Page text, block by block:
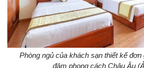
Phòng ngủ của khách sạn thiết kế
đậm phong cách Châu Âu